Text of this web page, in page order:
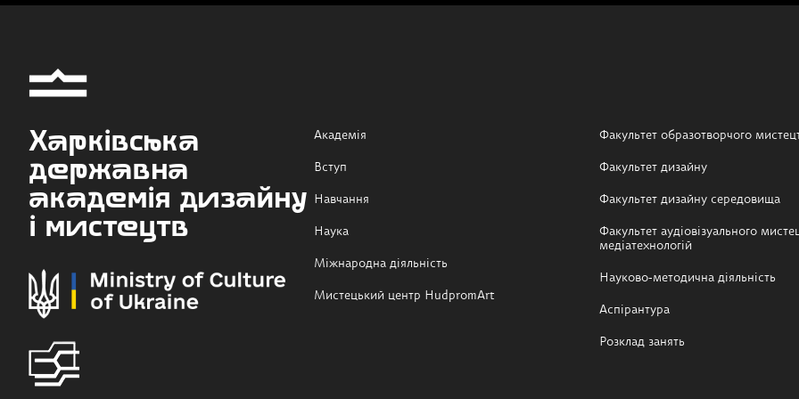
Харківська
державна
академія дизайну
і мистецтв
Академія
Вступ
Навчання
Наука
Міжнародна діяльність
Мистецький центр HudpromArt
Факультет образотворчого
Факультет дизайну
Факультет дизайну середовища
Факультет аудіовізуального
медіатехнологій
Науково-методична діяльність
Аспірантура
Розклад занять